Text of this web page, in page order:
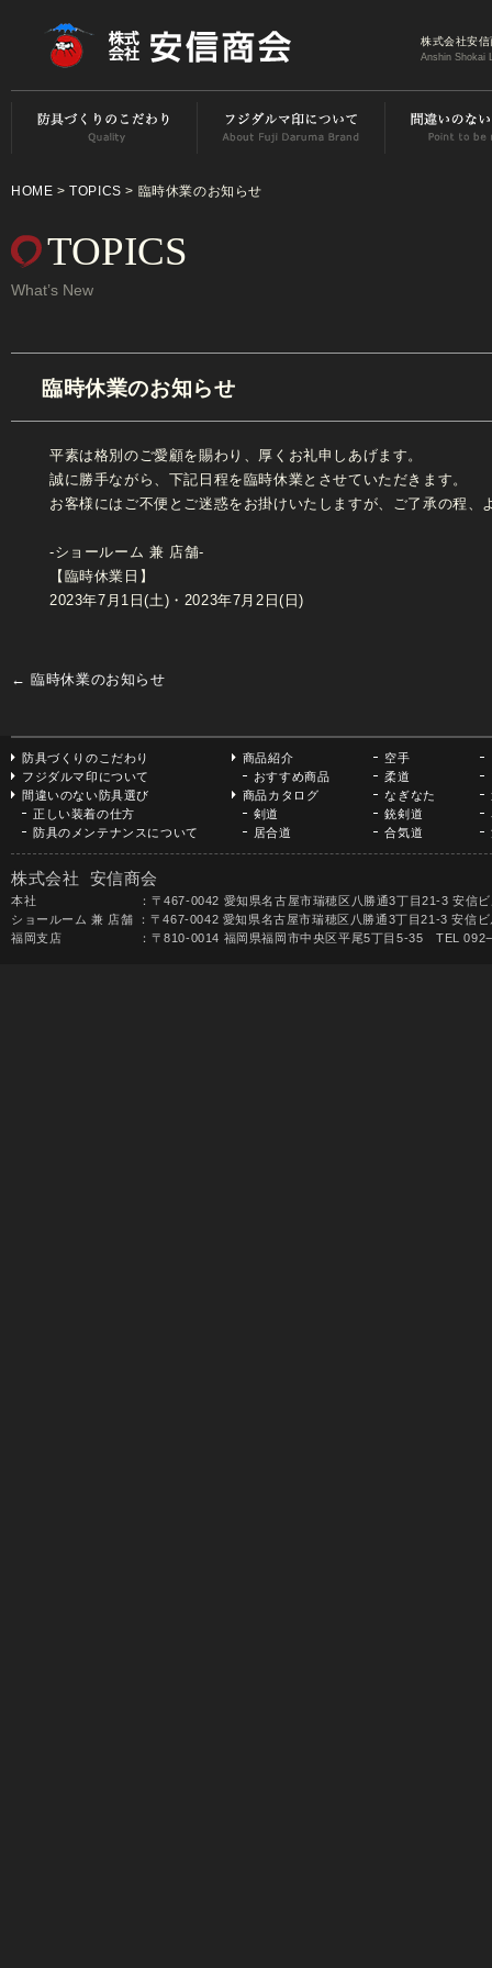
株式会社安
Anshin Shokai
HOME >TOPICS > 臨時休業のお知らせ
TOPICS
What’s New
臨時休業のお知らせ
平素は格別のご愛顧を賜わり、厚くお礼申しあげます。
誠に勝手ながら、下記日程を臨時休業とさせていただきます。
お客様にはご不便とご迷惑をお掛けいたしますが、ご了承の程、
-ショールーム 兼 店舗-
【臨時休業日】
2023年7月1日(土)・2023年7月2日(日)
← 臨時休業のお知らせ
防具づくりのこだわり
フジダルマ印について
間違いのない防具選び
正しい装着の仕方
防具のメンテナンスについて
商品紹介
おすすめ商品
商品カタログ
剣道
居合道
空手
柔道
なぎなた
銃剣道
合気道
株式会社 安信商会
本社 ：〒467-0042 愛知県名古屋市瑞穂区八勝通3丁目21-3 安信ビル
ショールーム 兼 店舗 ：〒467-0042 愛知県名古屋市瑞穂区八勝通3丁目21-3 安
福岡支店 ：〒810-0014 福岡県福岡市中央区平尾5丁目5-35 TEL